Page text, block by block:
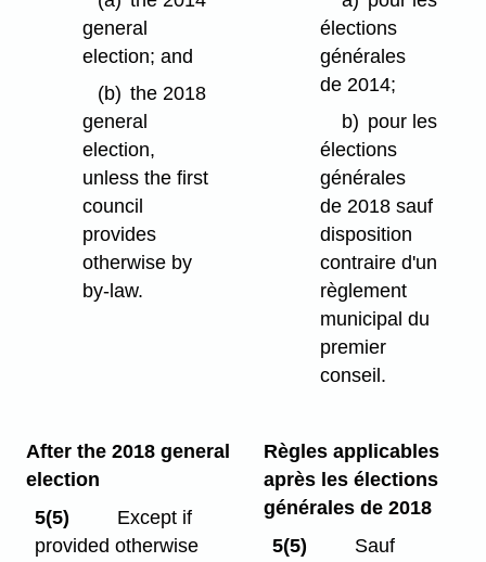
general
election; and
(b) the 2018
general
election,
unless the first
council
provides
otherwise by
by-law.
élections
générales
de 2014;
b) pour les
élections
générales
de 2018 sauf
disposition
contraire d'un
règlement
municipal du
premier
conseil.
After the 2018 general
election
5(5)
Except if
provided otherwise
Règles applicables
après les élections
générales de 2018
5(5)
Sauf